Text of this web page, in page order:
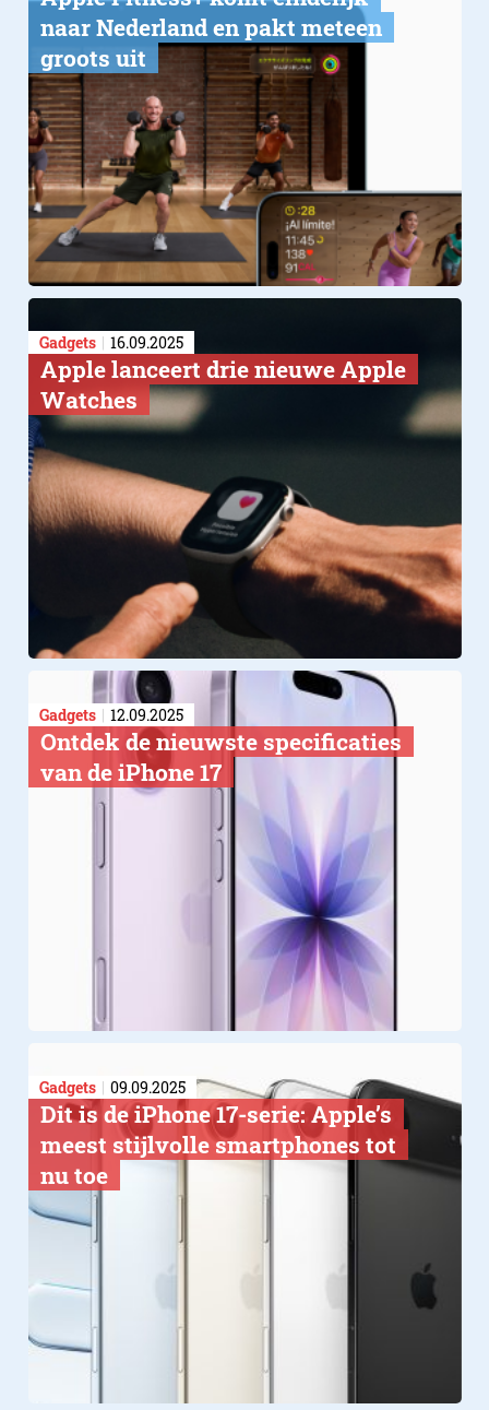
naar Nederland en pakt meteen
groots uit
Gadgets 16.09.2025
Apple lanceert drie nieuwe Apple
Watches
Gadgets 12.09.2025
Ontdek de nieuwste specificaties
van de iPhone 17
Gadgets 09.09.2025
Dit is de iPhone 17-serie: Apple’s
meest stijlvolle smartphones tot
nu toe